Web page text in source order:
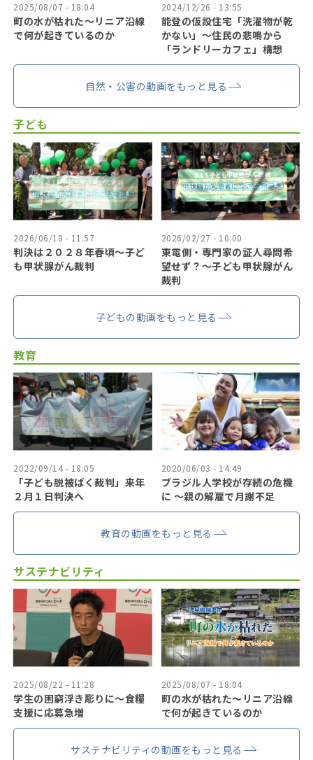
2025/08/07 - 18:04
町の水が枯れた～リニア沿線
で何が起きているのか
2024/12/26 - 13:55
能登の仮設住宅「洗濯物が乾
かない」〜住民の悲鳴から
「ランドリーカフェ」構想
自然・公害の動画をもっと見る
子ども
2026/06/18 - 11:57
判決は２０２８年春頃〜子ど
も甲状腺がん裁判
2026/02/27 - 10:00
東電側・専門家の証人尋問希
望せず？〜子ども甲状腺がん
裁判
子どもの動画をもっと見る
教育
2022/09/14 - 18:05
「子ども脱被ばく裁判」来年
２月１日判決へ
2020/06/03 - 14:49
ブラジル人学校が存続の危機
に 〜親の解雇で月謝不足
教育の動画をもっと見る
サステナビリティ
2025/08/22 - 11:28
学生の困窮浮き彫りに〜食糧
支援に応募急増
2025/08/07 - 18:04
町の水が枯れた～リニア沿線
で何が起きているのか
サステナビリティの動画をもっと見る